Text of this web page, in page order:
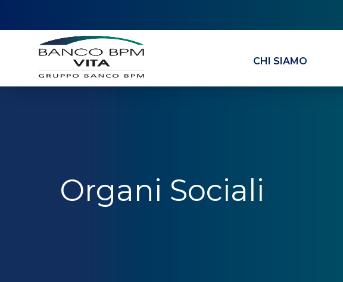
CHI SIAMO
Organi Sociali